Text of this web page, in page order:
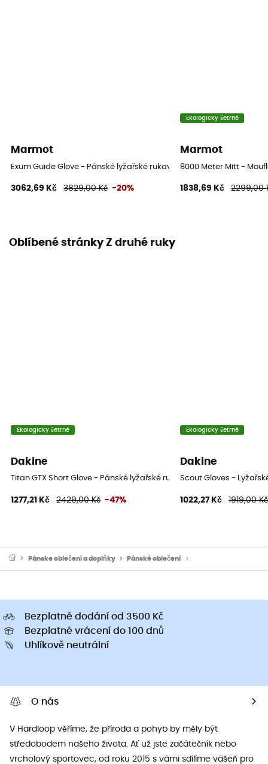
Marmot
Exum Guide Glove - Pánské lyžařské rukavice
3062,69 Kč 3829,00 Kč -20%
Ekologicky šetrné
Marmot
8000 Meter Mitt -
1838,69 Kč 2299,00
Oblíbené stránky Z druhé ruky
Ekologicky šetrné
Dakine
Titan GTX Short Glove - Pánské lyžařské rukavice
1277,21 Kč 2429,00 Kč -47%
Ekologicky šetrné
Dakine
Scout Gloves -
1022,27 Kč 1919,00 Kč
Pánske oblečeni a doplňky Pánské oblečení
Bezplatné dodání od 3500 Kč
Bezplatné vrácení do 100 dnů
Uhlíkově neutrální
O nás
V Hardloop věříme, že příroda a pohyb by měly být
středobodem našeho života. Ať už jste začátečník nebo
vrcholový sportovec, od roku 2015 s vámi sdílíme vášeň pro